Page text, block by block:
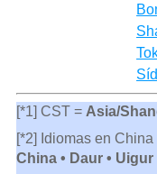
[*1] CST = Asia/
[*2] Idiomas en China
China • Daur • Uigur